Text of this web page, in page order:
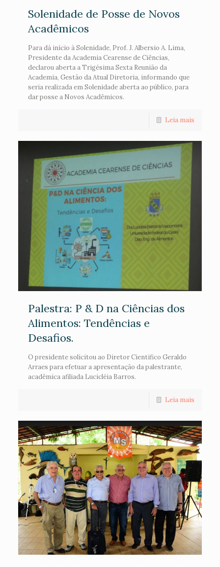
Solenidade de Posse de Novos
Acadêmicos
Para dá início à Solenidade, Prof. J. Albersio A. Lima,
Presidente da Academia Cearense de Ciências,
declarou aberta a Trigésima Sexta Reunião da
Academia, Gestão da Atual Diretoria, informando que
seria realizada em Solenidade aberta ao público, para
dar posse a Novos Acadêmicos.
Leia mais
Palestra: P & D na Ciências dos
Alimentos: Tendências e
Desafios.
O presidente solicitou ao Diretor Cientifico Geraldo
Arraes para efetuar a apresentação da palestrante,
acadêmica afiliada Lucicléia Barros.
Leia mais